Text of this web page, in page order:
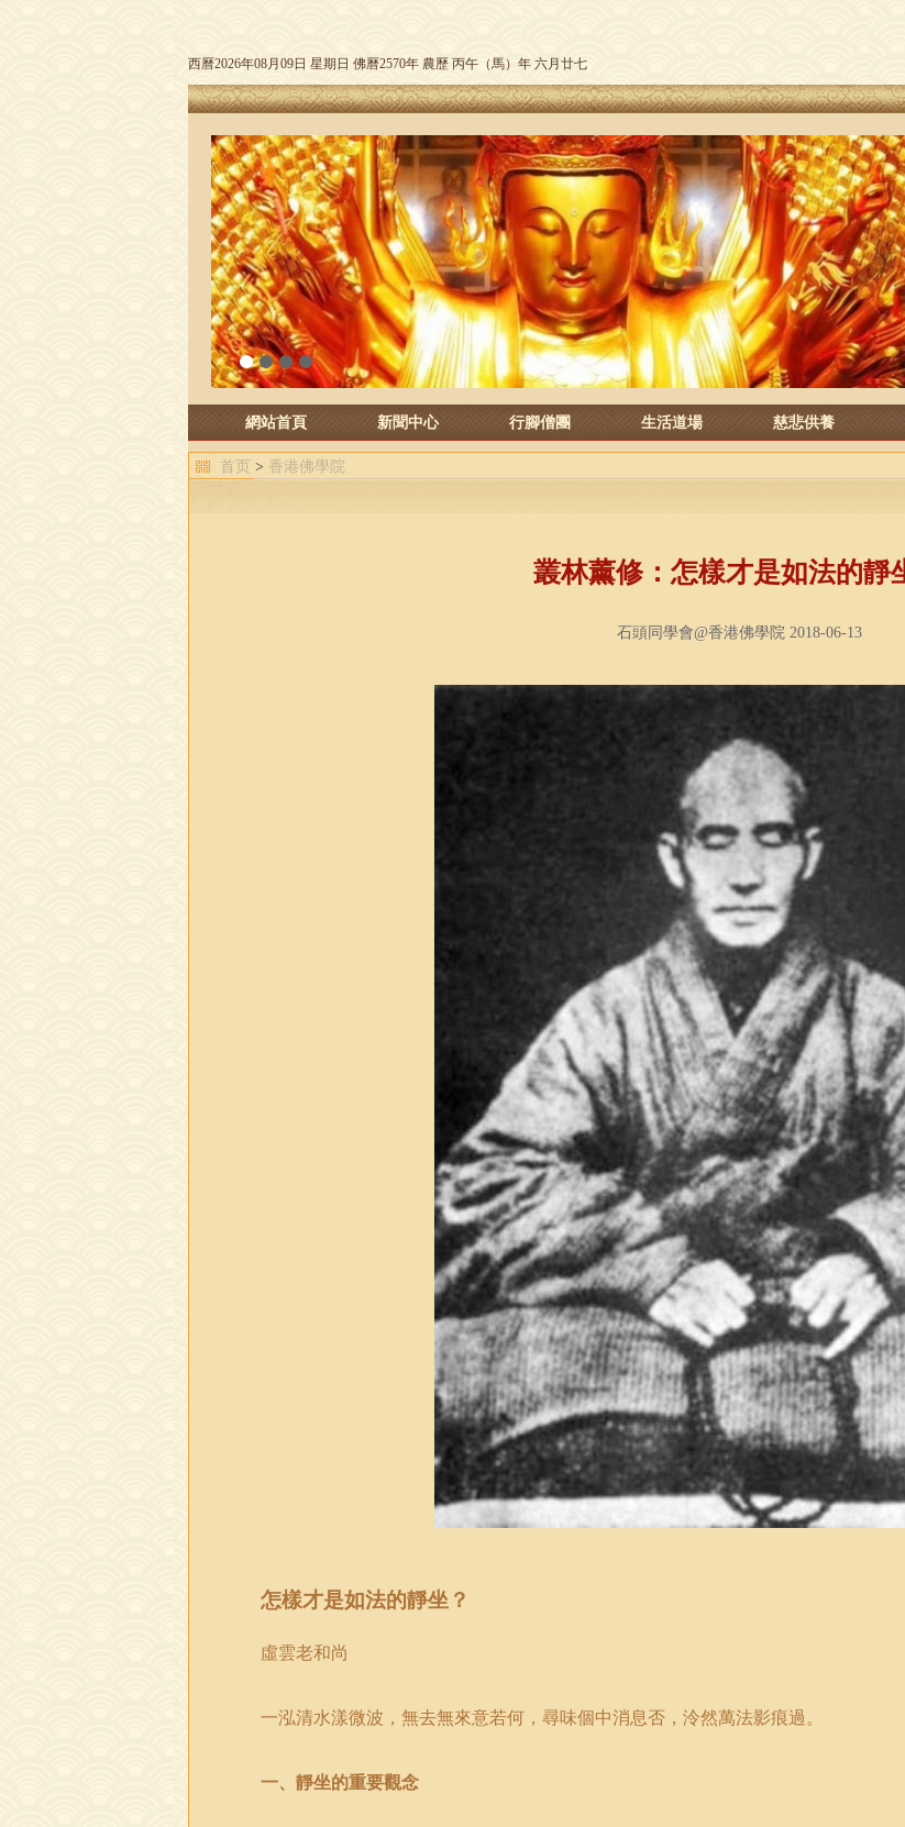
西曆2026年08月09日 星期日 佛曆2570年 農歷 丙午（馬）年 六月廿七
1 2 3 4
網站首頁 新聞中心 行腳僧團 生活道場 慈悲供養
首页 > 香港佛學院
叢林薰修：怎樣才是如法的靜
石頭同學會@香港佛學院 2018-06-13
怎樣才是如法的靜坐？
虛雲老和尚
一泓清水漾微波，無去無來意若何，尋味個中消息否，泠然萬法影痕過。
一、靜坐的重要觀念